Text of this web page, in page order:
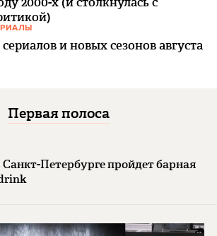
сериалов и новых сезонов августа
Первая полоса
Санкт-Петербурге пройдет барная